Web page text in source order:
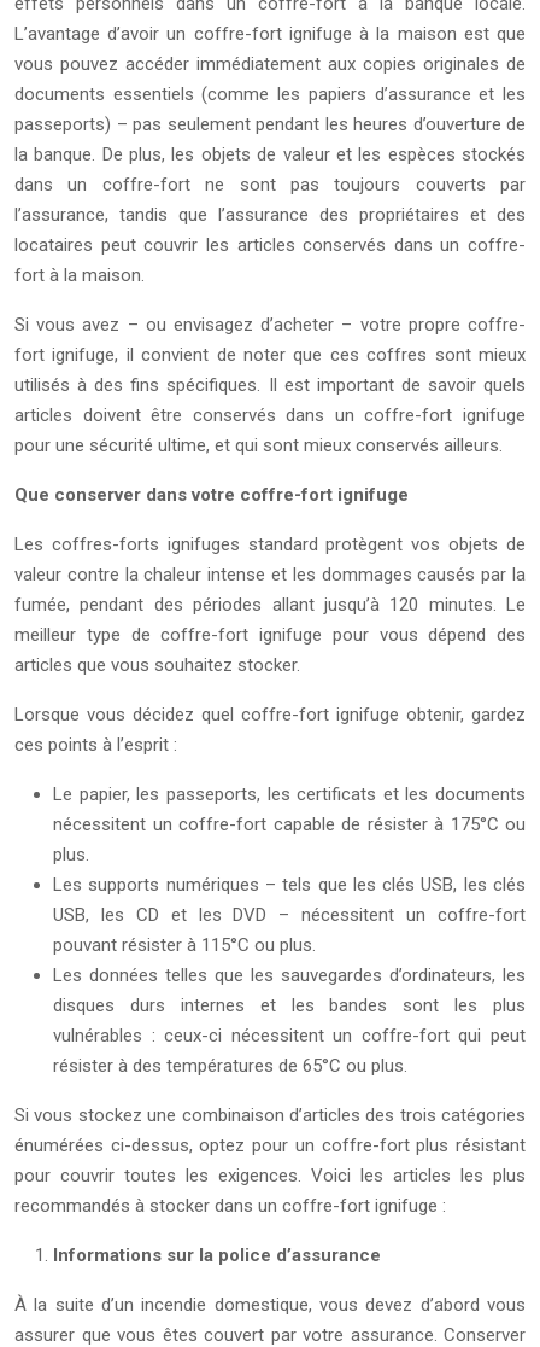
L’avantage d’avoir un coffre-fort ignifuge à la maison est que
vous pouvez accéder immédiatement aux copies originales de
documents essentiels (comme les papiers d’assurance et les
passeports) – pas seulement pendant les heures d’ouverture de
la banque. De plus, les objets de valeur et les espèces stockés
dans un coffre-fort ne sont pas toujours couverts par
l’assurance, tandis que l’assurance des propriétaires et des
locataires peut couvrir les articles conservés dans un coffre-
fort à la maison.
Si vous avez – ou envisagez d’acheter – votre propre coffre-
fort ignifuge, il convient de noter que ces coffres sont mieux
utilisés à des fins spécifiques. Il est important de savoir quels
articles doivent être conservés dans un coffre-fort ignifuge
pour une sécurité ultime, et qui sont mieux conservés ailleurs.
Que conserver dans votre coffre-fort ignifuge
Les coffres-forts ignifuges standard protègent vos objets de
valeur contre la chaleur intense et les dommages causés par la
fumée, pendant des périodes allant jusqu’à 120 minutes. Le
meilleur type de coffre-fort ignifuge pour vous dépend des
articles que vous souhaitez stocker.
Lorsque vous décidez quel coffre-fort ignifuge obtenir, gardez
ces points à l’esprit :
Le papier, les passeports, les certificats et les documents
nécessitent un coffre-fort capable de résister à 175°C ou
plus.
Les supports numériques – tels que les clés USB, les clés
USB, les CD et les DVD – nécessitent un coffre-fort
pouvant résister à 115°C ou plus.
Les données telles que les sauvegardes d’ordinateurs, les
disques durs internes et les bandes sont les plus
vulnérables : ceux-ci nécessitent un coffre-fort qui peut
résister à des températures de 65°C ou plus.
Si vous stockez une combinaison d’articles des trois catégories
énumérées ci-dessus, optez pour un coffre-fort plus résistant
pour couvrir toutes les exigences. Voici les articles les plus
recommandés à stocker dans un coffre-fort ignifuge :
Informations sur la police d’assurance
À la suite d’un incendie domestique, vous devez d’abord vous
assurer que vous êtes couvert par votre assurance. Conserver